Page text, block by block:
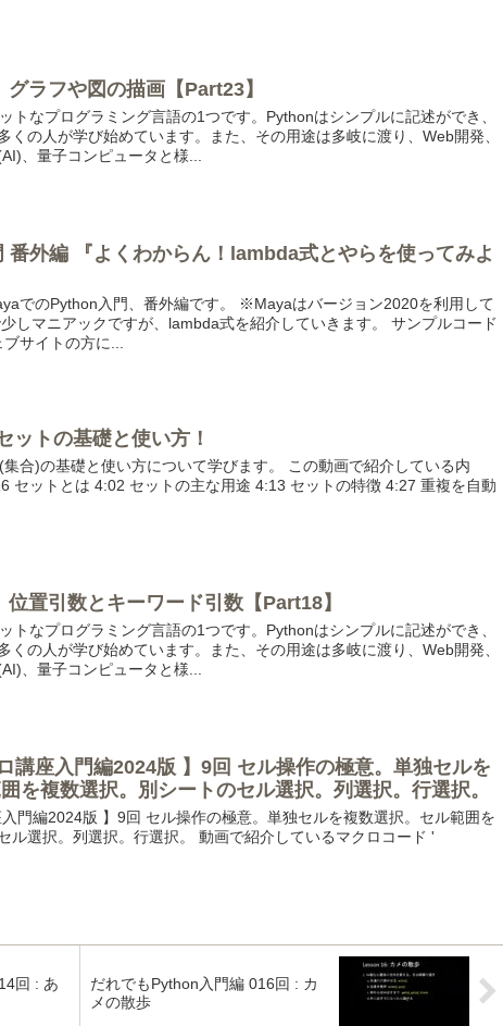
グラフや図の描画【Part23】
トなプログラミング言語の1つです。Pythonはシンプルに記述ができ、
くの人が学び始めています。また、その用途は多岐に渡り、Web開発、
、量子コンピュータと様...
外編 『よくわからん！lambda式とやらを使ってみよ
でのPython入門、番外編です。 ※Mayaはバージョン2020を利用して
しマニアックですが、lambda式を紹介していきます。 サンプルコード
サイトの方に...
ットの基礎と使い方！
合)の基礎と使い方について学びます。 この動画で紹介している内
セットとは 4:02 セットの主な用途 4:13 セットの特徴 4:27 重複を自動
位置引数とキーワード引数【Part18】
トなプログラミング言語の1つです。Pythonはシンプルに記述ができ、
くの人が学び始めています。また、その用途は多岐に渡り、Web開発、
、量子コンピュータと様...
講座入門編2024版 】9回 セル操作の極意。単独セルを
を複数選択。別シートのセル選択。列選択。行選択。
入門編2024版 】9回 セル操作の極意。単独セルを複数選択。セル範囲を
ル選択。列選択。行選択。 動画で紹介しているマクロコード '
回 : あ
だれでもPython入門編 016回 : カ
メの散歩